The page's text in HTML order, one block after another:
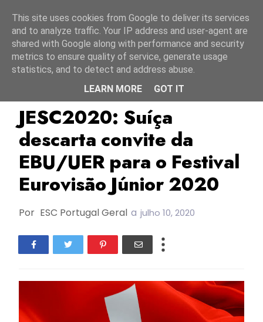
RSI SRG SSR
JESC2020: Suíça
descarta convite da
EBU/UER para o Festival
Eurovisão Júnior 2020
Por ESC Portugal Geral a julho 10, 2020
This site uses cookies from Google to deliver its services
and to analyze traffic. Your IP address and user-agent are
shared with Google along with performance and security
metrics to ensure quality of service, generate usage
statistics, and to detect and address abuse.
LEARN MORE
GOT IT